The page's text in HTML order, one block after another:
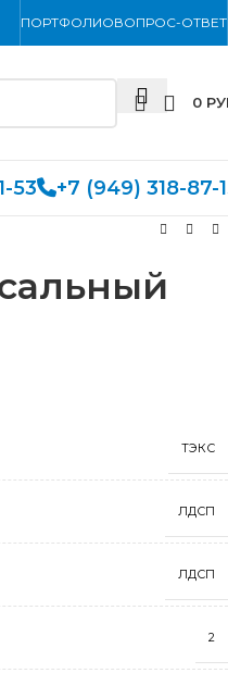
ПОРТФОЛИОВОПРОС-ОТВЕТ
0
53 +7 (949) 318-87-
ТЭКС
ЛДСП
ЛДСП
2